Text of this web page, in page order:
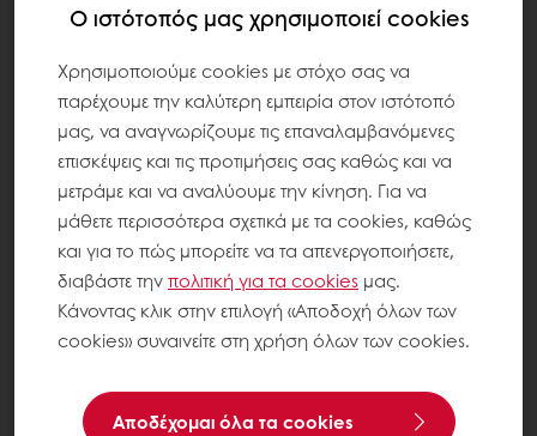
Ο ιστότοπός μας χρησιμοποιεί cookies
Χρησιμοποιούμε cookies με στόχο σας να
παρέχουμε την καλύτερη εμπειρία στον ιστότοπό
μας, να αναγνωρίζουμε τις επαναλαμβανόμενες
επισκέψεις και τις προτιμήσεις σας καθώς και να
μετράμε και να αναλύουμε την κίνηση. Για να
μάθετε περισσότερα σχετικά με τα cookies, καθώς
και για το πώς μπορείτε να τα απενεργοποιήσετε,
διαβάστε τηνπολιτική για τα cookies μας.
Κάνοντας κλικ στην επιλογή «Αποδοχή όλων των
cookies» συναινείτε στη χρήση όλων των cookies.
Αποδέχομαι όλα τα cookies